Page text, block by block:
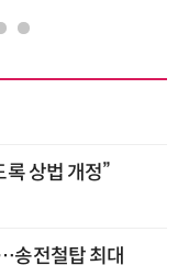
록 상법 개정”
송전철탑 최대